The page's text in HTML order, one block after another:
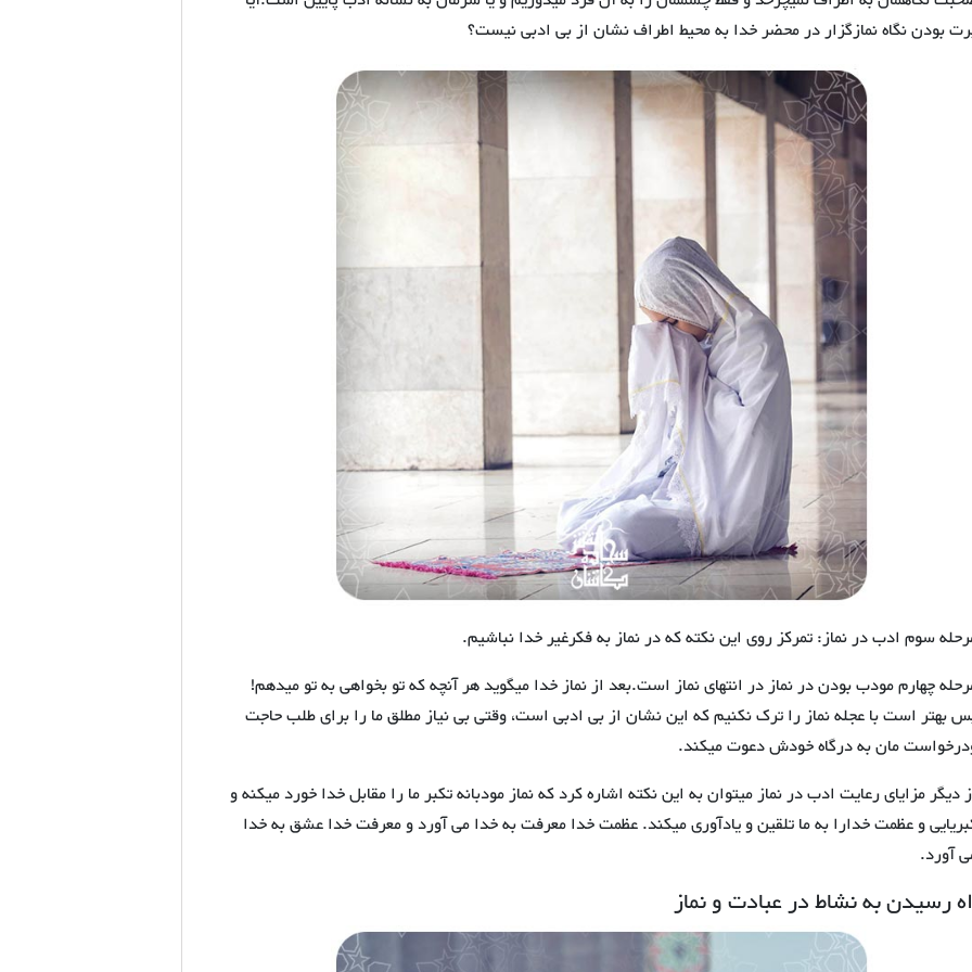
بودن نگاه نمازگزار در محضر خدا به محیط اطراف نشان از بی ادبی نیست؟
سوم ادب در نماز: تمرکز روی این نکته که در نماز به فکرغیر خدا نباشیم.
چهارم مودب بودن در نماز در انتهای نماز است.بعد از نماز خدا میگوید هر آنچه که تو بخواهی به تو میدهم!
بهتر است با عجله نماز را ترک نکنیم که این نشان از بی ادبی است، وقتی بی نیاز مطلق ما را برای طلب حاجت
مان به درگاه خودش دعوت میکند.
دیگر مزایای رعایت ادب در نماز میتوان به این نکته اشاره کرد که نماز مودبانه تکبر ما را مقابل خدا خورد میکنه و
و عظمت خدارا به ما تلقین و یادآوری میکند. عظمت خدا معرفت به خدا می آورد و معرفت خدا عشق به خدا
آورد.
رسیدن به نشاط در عبادت و نماز